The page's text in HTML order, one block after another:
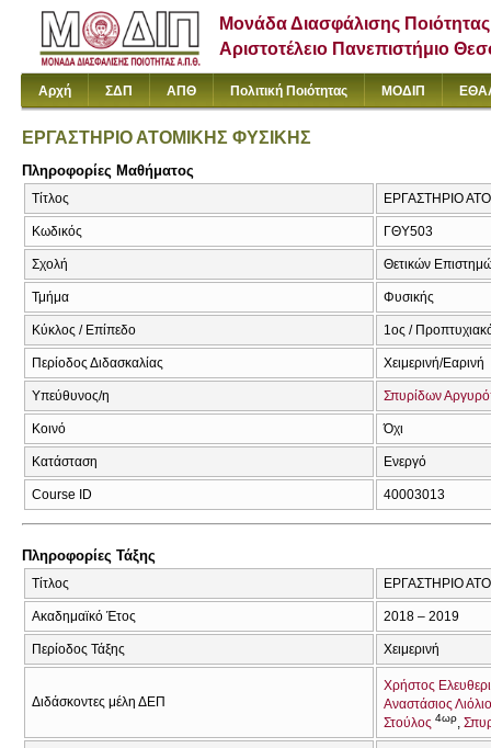
Μονάδα Διασφάλισης Ποιότητας
Αριστοτέλειο Πανεπιστήμιο
Αρχή ΣΔΠ ΑΠΘ Πολιτική Ποιότητας ΜΟΔΙΠ
ΕΡΓΑΣΤΗΡΙΟ ΑΤΟΜΙΚΗΣ ΦΥΣΙΚΗΣ
Πληροφορίες Μαθήματος
Τίτλος ΕΡΓΑΣΤΗΡΙΟ
Κωδικός ΓΘΥ503
Σχολή Θετικών
Τμήμα Φυσικής
Κύκλος / Επίπεδο 1ος /
Περίοδος Διδασκαλίας Χειμερινή/Εαρινή
Υπεύθυνος/η Σπυρίδων
Κοινό Όχι
Κατάσταση Ενεργό
Course ID 40003013
Πληροφορίες Τάξης
Τίτλος ΕΡΓΑΣΤΗΡΙΟ
Ακαδημαϊκό Έτος 2018 – 2019
Περίοδος Τάξης Χειμερινή
Διδάσκοντες μέλη ΔΕΠ
Χρήστος
Αναστάσιος
Στούλος 4ωρ